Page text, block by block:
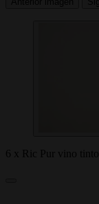
6 x Ric Pur vino